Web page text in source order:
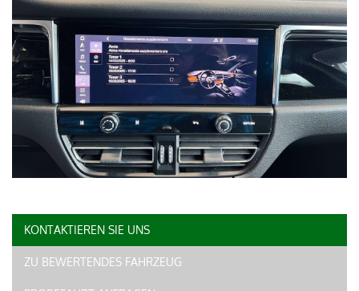
KONTAKTIEREN SIE UNS
ZU BEWERTENDES FAHRZEUG